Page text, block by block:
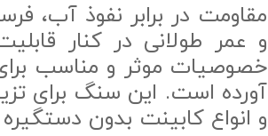
مقاومت در برابر نفوذ آب،
و عمر طولانی در کنار
خصوصیات موثر و مناسب
آورده است. این سنگ برای
و انواع کابینت بدون دستگیره